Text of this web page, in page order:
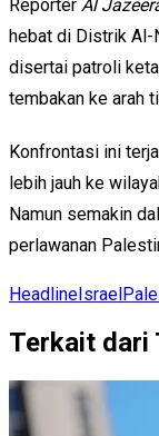
Reporter Al
hebat di Distrik Al-
disertai patroli
tembakan ke arah
Konfrontasi ini
lebih jauh ke
Namun semakin
perlawanan
HeadlineIsrael
Terkait dari